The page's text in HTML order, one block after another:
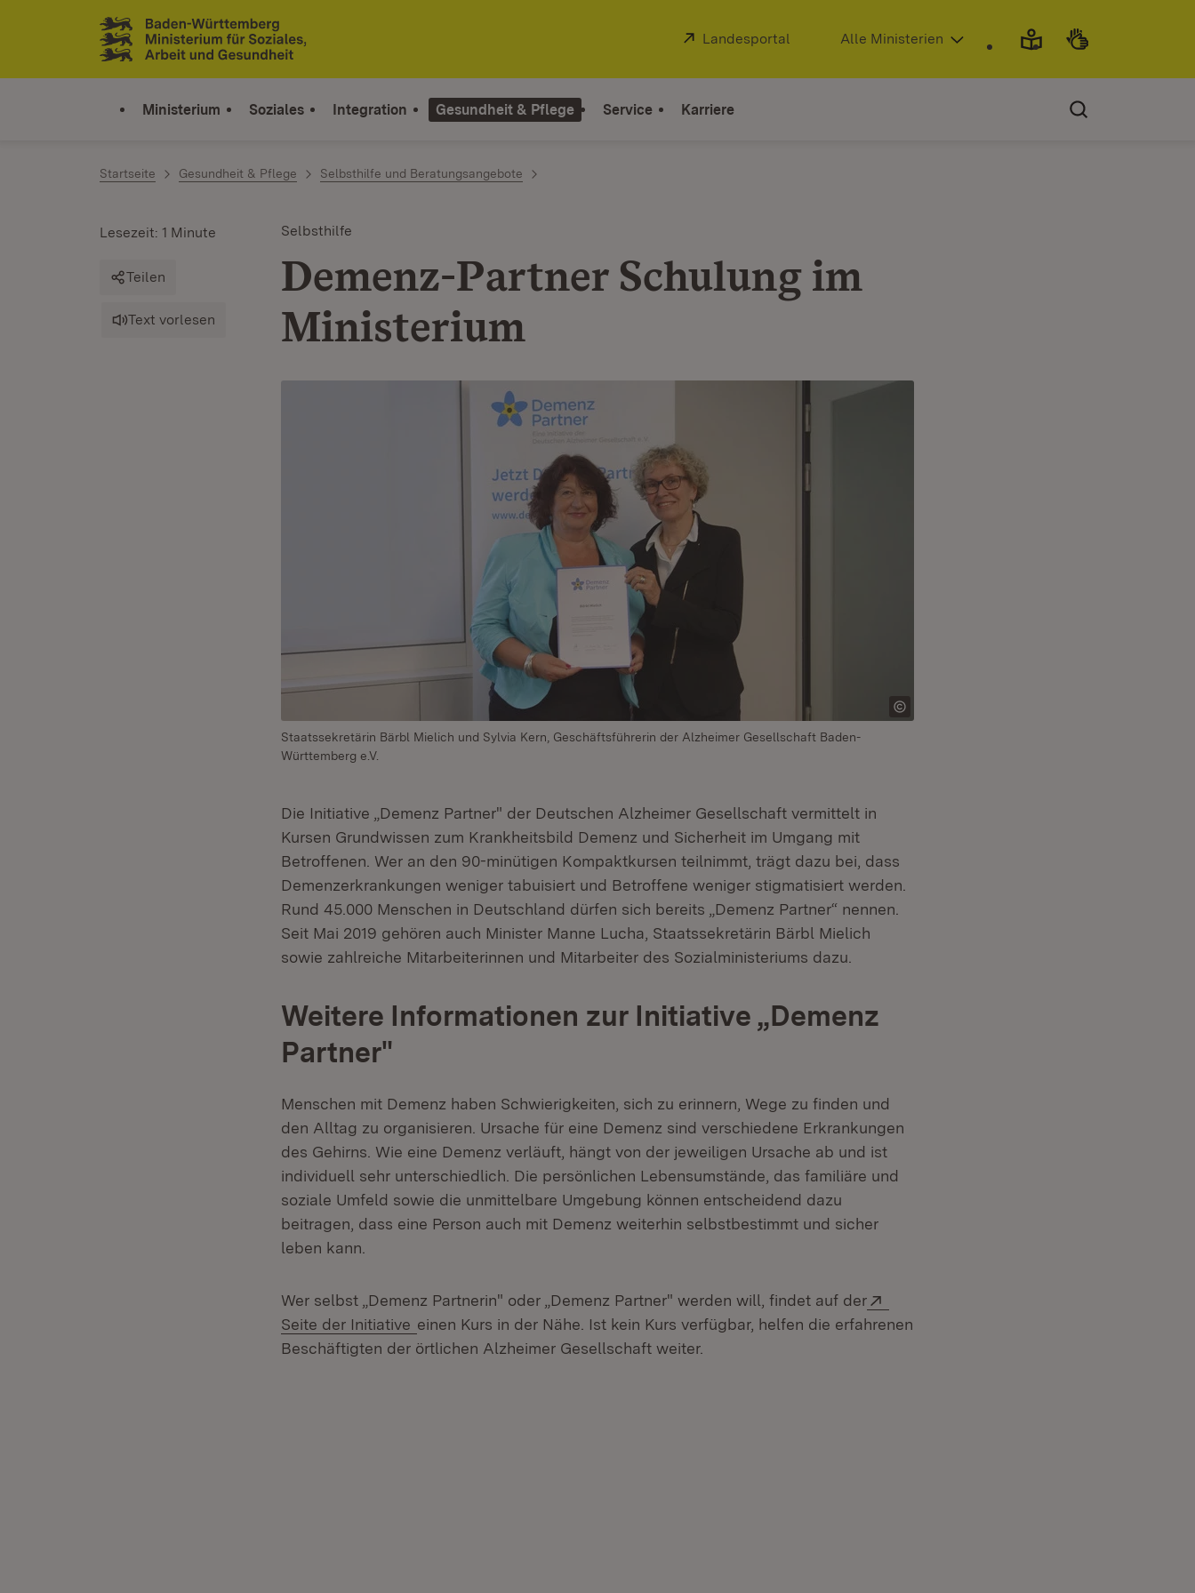
Zum Inhalt springen
Link zur Startseite
Extern:
Landesportal (Öffnet in neuem Fenster)
Alle Ministerien
Ministerium Soziales Integration Gesundheit & Pflege Service Karriere
Startseite Gesundheit & Pflege Selbsthilfe und Beratungsangebote
Selbsthilfe
Demenz-Partner Schulung im
Ministerium
Lesezeit: 1 Minute
Teilen
Text vorlesen
Staatssekretärin Bärbl Mielich und Sylvia Kern, Geschäftsführerin der Alzheimer Gesellschaft Baden-
Württemberg e.V.
Die Initiative „Demenz Partner" der Deutschen Alzheimer Gesellschaft vermittelt in
Kursen Grundwissen zum Krankheitsbild Demenz und Sicherheit im Umgang mit
Betroffenen. Wer an den 90-minütigen Kompaktkursen teilnimmt, trägt dazu bei, dass
Demenzerkrankungen weniger tabuisiert und Betroffene weniger stigmatisiert werden.
Rund 45.000 Menschen in Deutschland dürfen sich bereits „Demenz Partner“ nennen.
Seit Mai 2019 gehören auch Minister Manne Lucha, Staatssekretärin Bärbl Mielich
sowie zahlreiche Mitarbeiterinnen und Mitarbeiter des Sozialministeriums dazu.
Weitere Informationen zur Initiative „Demenz
Partner"
Menschen mit Demenz haben Schwierigkeiten, sich zu erinnern, Wege zu finden und
den Alltag zu organisieren. Ursache für eine Demenz sind verschiedene Erkrankungen
des Gehirns. Wie eine Demenz verläuft, hängt von der jeweiligen Ursache ab und ist
individuell sehr unterschiedlich. Die persönlichen Lebensumstände, das familiäre und
soziale Umfeld sowie die unmittelbare Umgebung können entscheidend dazu
beitragen, dass eine Person auch mit Demenz weiterhin selbstbestimmt und sicher
leben kann.
Wer selbst „Demenz Partnerin" oder „Demenz Partner" werden will, findet auf der
Seite der Initiative (Öffnet in neuem Fenster)
einen Kurs in der Nähe. Ist kein Kurs verfügbar, helfen die erfahrenen
Beschäftigten der örtlichen Alzheimer Gesellschaft weiter.